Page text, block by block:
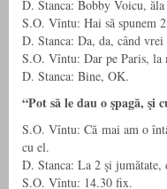
D. Stanca: Bobby Voicu, ăla
S.O. Vîntu: Hai să spunem
D. Stanca: Da, da, când vrei
S.O. Vîntu: Dar pe Paris, la
D. Stanca: Bine, OK.
“Pot să le dau o şpagă, şi
S.O. Vîntu: Că mai am o
cu el.
D. Stanca: La 2 şi jumătate,
S.O. Vîntu: 14.30 fix.